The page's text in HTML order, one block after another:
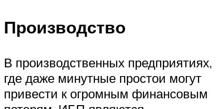
Производство
В производственных предприятиях,
где даже минутные простои могут
привести к огромным финансовым